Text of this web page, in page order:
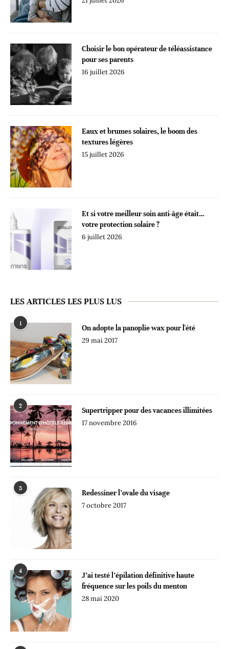
Choisir le bon opérateur de téléassistance
pour ses parents
16 juillet 2026
Eaux et brumes solaires, le boom des
textures légères
15 juillet 2026
Et si votre meilleur soin anti-âge était…
votre protection solaire ?
6 juillet 2026
LES ARTICLES LES PLUS LUS
1
On adopte la panoplie wax pour l'été
29 mai 2017
2
Supertripper pour des vacances illimitées
17 novembre 2016
3
Redessiner l’ovale du visage
7 octobre 2017
4
J’ai testé l’épilation définitive haute
fréquence sur les poils du menton
28 mai 2020